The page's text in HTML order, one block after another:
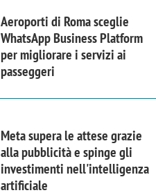
Aeroporti di Roma sceglie
WhatsApp Business Platform
per migliorare i servizi ai
passeggeri
Meta supera le attese grazie
alla pubblicità e spinge gli
investimenti nell'intelligenza
artificiale